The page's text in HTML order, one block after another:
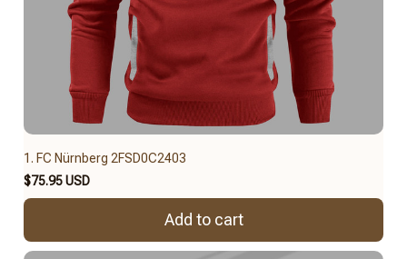
1. FC Nürnberg 2FSD0C2403
$75.95 USD
Add to cart